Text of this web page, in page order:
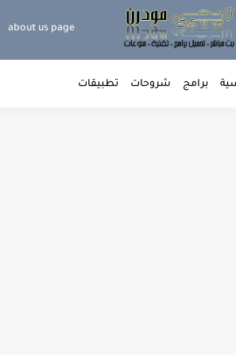
about us page
برامج شروحات تطبيقات